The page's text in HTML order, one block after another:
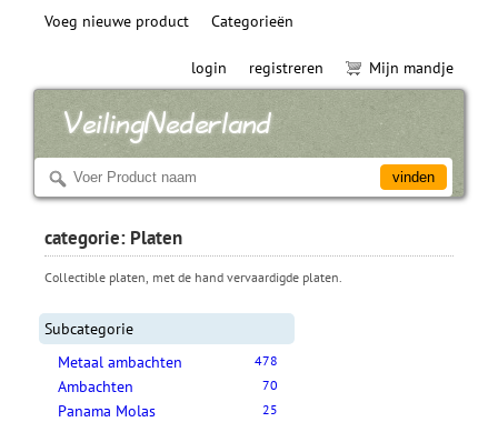
Voeg nieuwe product Categorieën
login registreren Mijn mandje
categorie: Platen
Collectible platen, met de hand vervaardigde platen.
Subcategorie
Metaal ambachten
478
Ambachten 70
Panama Molas 25